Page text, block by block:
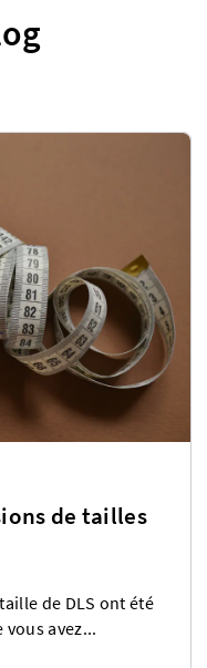
de tailles
de DLS ont été
avez...